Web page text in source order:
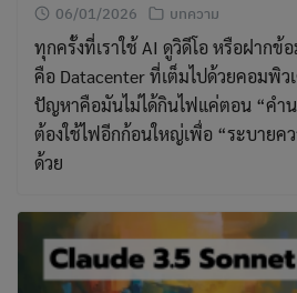
06/01/2026 บทความ
ทุกครั้งที่เราใช้ AI ดูวิดีโอ หรือฝากข้
คือ Datacenter ที่เต็มไปด้วยคอมพิว
ปัญหาคือมันไม่ได้กินไฟแค่ตอน “คำ
ต้องใช้ไฟอีกก้อนใหญ่เพื่อ “ระบายค
ด้วย